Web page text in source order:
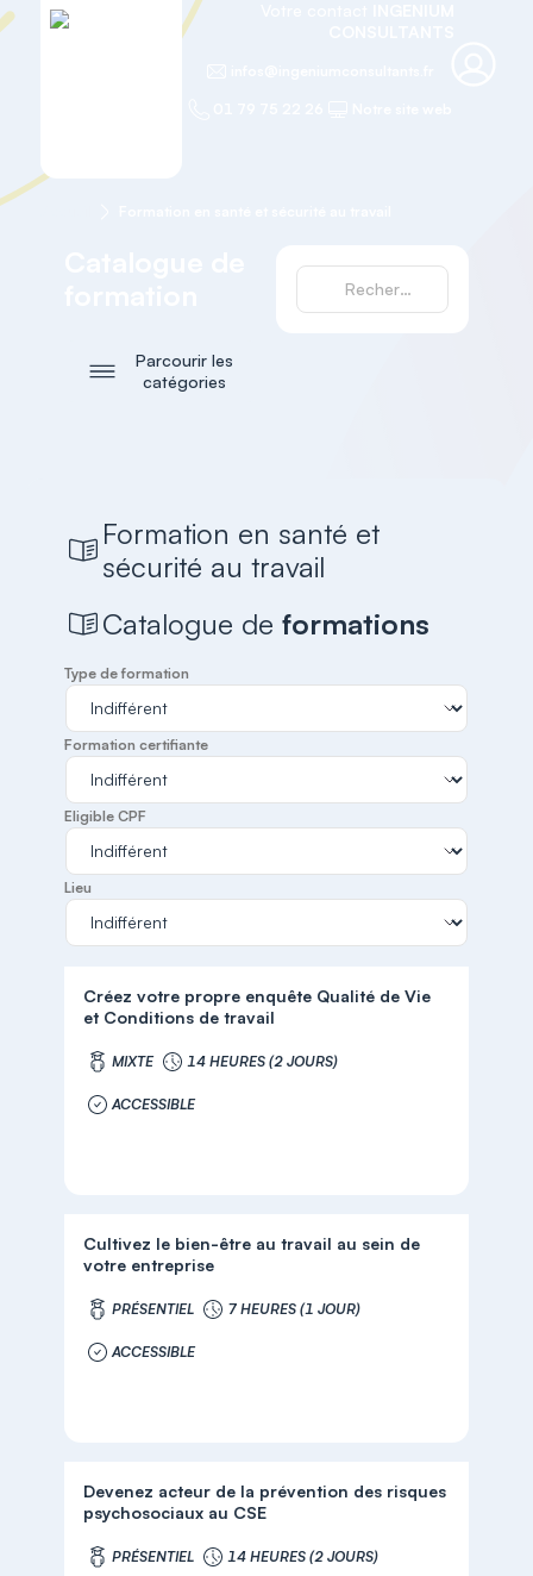
Parcourir les
catégories
Formation en santé et
sécurité au travail
Catalogue deformations
Type de formation
Formation certifiante
Eligible CPF
Lieu
Créez votre propre enquête Qualité de Vie
et Conditions de travail
MIXTE 14 HEURES (2 JOURS)
ACCESSIBLE
Cultivez le bien-être au travail au sein de
votre entreprise
PRÉSENTIEL 7 HEURES (1 JOUR)
ACCESSIBLE
Devenez acteur de la prévention des risques
psychosociaux au CSE
PRÉSENTIEL 14 HEURES (2 JOURS)